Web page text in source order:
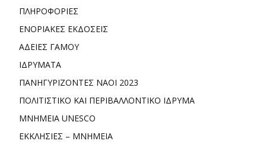
ΠΛΗΡΟΦΟΡΙΕΣ
ΕΝΟΡΙΑΚΕΣ ΕΚΔΟΣΕΙΣ
ΑΔΕΙΕΣ ΓΑΜΟΥ
ΙΔΡΥΜΑΤΑ
ΠΑΝΗΓΥΡΙΖΟΝΤΕΣ ΝΑΟΙ 2023
ΠΟΛΙΤΙΣΤΙΚΟ ΚΑΙ ΠΕΡΙΒΑΛΛΟΝΤΙΚΟ ΙΔΡΥΜΑ
ΜΝΗΜΕΙΑ UNESCO
ΕΚΚΛΗΣΙΕΣ – ΜΝΗΜΕΙΑ